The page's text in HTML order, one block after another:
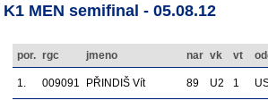
K1 MEN semifinal - 05.08.12
por. rgc jmeno nar vk vt
1. 009091 PŘINDIŠ Vít 89 U2 1